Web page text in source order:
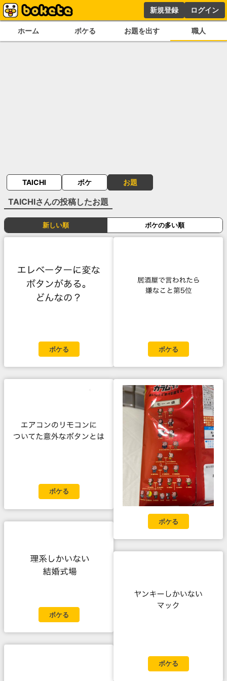
新規登録 ログイン
ホーム ボケる お題を出す 職人
TAICHI ボケ お題
TAICHIさんの投稿したお題
新しい順 ボケの多い順
ボケる
ボケる
ボケる
ボケる
ボケる
ボケる